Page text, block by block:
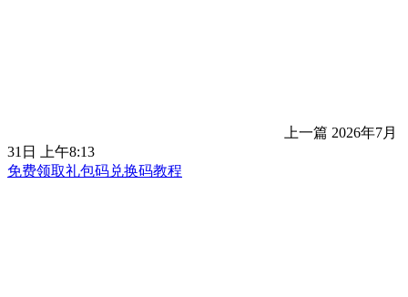
上一篇 2026年7月
31日 上午8:13
免费领取礼包码兑换码教程